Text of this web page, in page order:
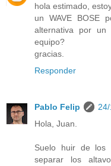
hola estimado,
un WAVE BOSE
alternativa por un
equipo?
gracias.
Responder
Pablo Felip
Hola, Juan.
Suelo huir de los
separar los